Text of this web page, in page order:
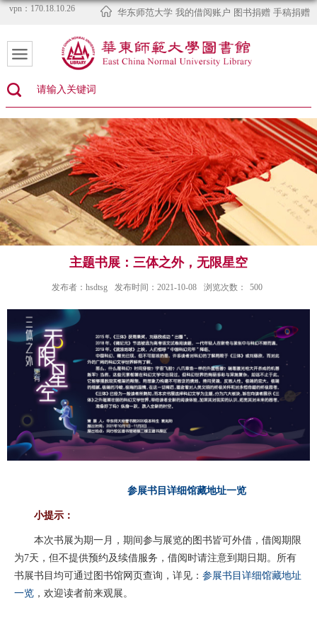
vpn：170.18.10.26 华东师范大学 我的借阅账户 图书捐赠 手稿捐赠
主题书展：三体之外，无限星空
发布者：hsdtsg 发布时间：2021-10-08 浏览次数： 500
参展书目详细馆藏地址一览
小提示：
本次书展为期一月，期间参与展览的图书皆可外借，借阅期限
为7天，但不提供预约及续借服务，借阅时请注意到期日期。所有
书展书目均可通过图书馆网页查询，详见： 参展书目详细馆藏地址
一览 ，欢迎读者前来观展。